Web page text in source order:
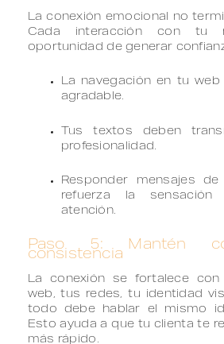
La conexión emocional no
Cada interacción con tu
oportunidad de generar
La navegación en tu
agradable.
Tus textos deben
profesionalidad.
Responder mensajes
refuerza la
atención.
Paso 5: Mantén
consistencia
La conexión se fortalece
web, tus redes, tu identidad
todo debe hablar el mismo
Esto ayuda a que tu clienta te
más rápido.